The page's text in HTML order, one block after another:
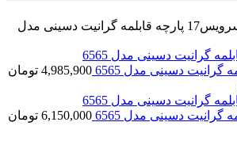
سرویس17 پارچه قابلمه گرانيت دسینی مدل
4,985,900 تومان
6,150,000 تومان